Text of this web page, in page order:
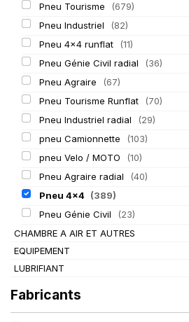
Pneu Tourisme
(679)
Pneu Industriel
(82)
Pneu 4x4 runflat
(11)
Pneu Génie Civil radial
(36)
Pneu Agraire
(67)
Pneu Tourisme Runflat
(70)
Pneu Industriel radial
(29)
pneu Camionnette
(103)
pneu Velo / MOTO
(10)
Pneu Agraire radial
(40)
Pneu 4x4 (389)
Pneu Génie Civil
(23)
CHAMBRE A AIR ET AUTRES
EQUIPEMENT
LUBRIFIANT
Fabricants